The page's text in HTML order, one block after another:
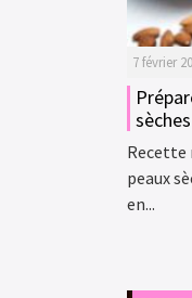
7 février
sèches
Recette
peaux
en...